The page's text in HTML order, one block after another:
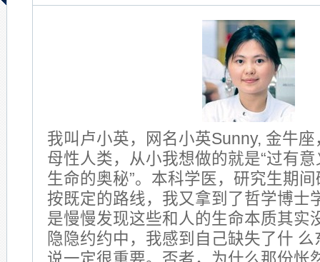
我叫卢小英，网名小英Sunny, 金牛
母性人类，从小我想做的就是“过有意
生命的奥秘”。本科学医，研究生期
按既定的路线，我又拿到了哲学博士
是慢慢发现这些和人的生命本质其实
隐隐约约中，我感到自己缺失了什